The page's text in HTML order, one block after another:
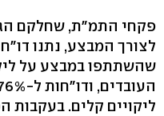
פקחי התמ"ת, שחלקם
שהשתתפו במבצע על
ליקויים קלים.